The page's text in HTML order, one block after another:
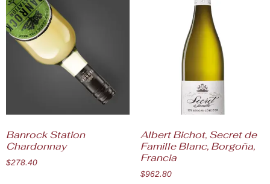
Banrock Station
Chardonnay
$278.40
Albert Bichot, Secret de
Famille Blanc, Borgoña,
Francia
$962.80